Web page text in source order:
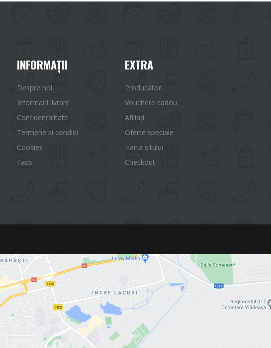
INFORMAŢII
Despre noi
Informații livrare
Confidențalitate
Termene și condiții
Cookies
Faqs
EXTRA
Producători
Vouchere cadou
Afiliaţi
Oferte speciale
Harta sitului
Checkout